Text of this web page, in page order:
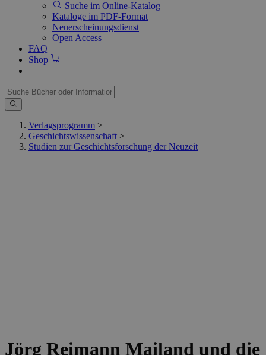
Suche im Online-Katalog
Kataloge im PDF-Format
Neuerscheinungsdienst
Open Access
FAQ
Shop
Verlagsprogramm >
Geschichtswissenschaft >
Studien zur Geschichtsforschung der Neuzeit
Jörg Reimann Mailand und die